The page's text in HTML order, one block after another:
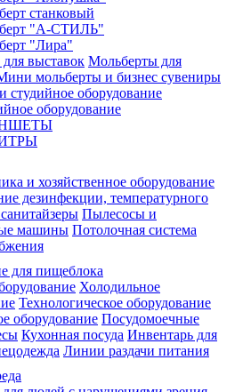
станковый
"А-СТИЛЬ"
"Лира"
выставок Мольберты для
мольберты и бизнес сувениры
студийное оборудование
оборудование
и хозяйственное оборудование
дезинфекции, температурного
Пылесосы и
машины Потолочная система
для пищеблока
Холодильное
Технологическое оборудование
оборудование Посудомоечные
Кухонная посуда Инвентарь для
Линии раздачи питания